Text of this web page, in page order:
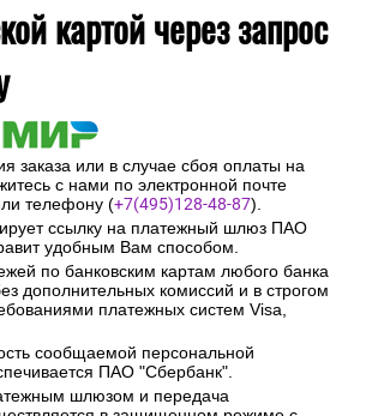
картой через запрос
заказа или в случае сбоя оплаты на
с нами по электронной почте
телефону (+7(495)128-48-87).
ссылку на платежный шлюз ПАО
удобным Вам способом.
по банковским картам любого банка
дополнительных комиссий и в строгом
платежных систем Visa,
сообщаемой персональной
ПАО "Сбербанк".
шлюзом и передача